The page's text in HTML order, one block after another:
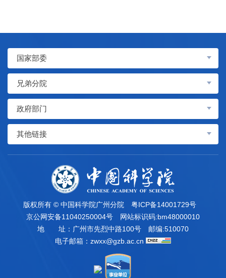
国家部委
兄弟分院
政府部门
其他链接
版权所有 © 中国科学院广州分院
粤ICP备14001729号
京公网安备11040250004号
网站标识码:bm48000010
地 址：广州市先烈中路100号
邮编:510070
电子邮箱： zwxx@gzb.ac.cn